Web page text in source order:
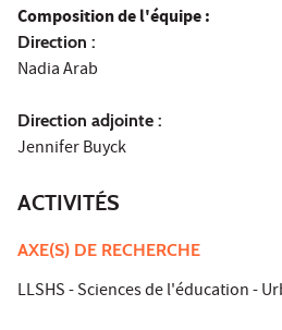
Composition de l'équipe :
Direction :
Nadia Arab
Direction adjointe :
Jennifer Buyck
ACTIVITÉS
AXE(S) DE RECHERCHE
LLSHS - Sciences de l'éducation -